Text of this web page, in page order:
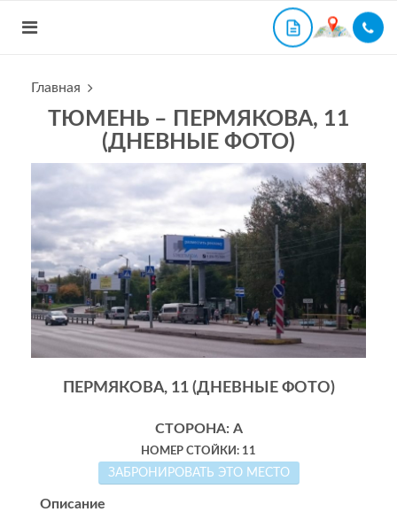
Главная
ТЮМЕНЬ – ПЕРМЯКОВА, 11
(ДНЕВНЫЕ ФОТО)
ПЕРМЯКОВА, 11 (ДНЕВНЫЕ ФОТО)
СТОРОНА: А
НОМЕР СТОЙКИ: 11
ЗАБРОНИРОВАТЬ ЭТО МЕСТО
Описание